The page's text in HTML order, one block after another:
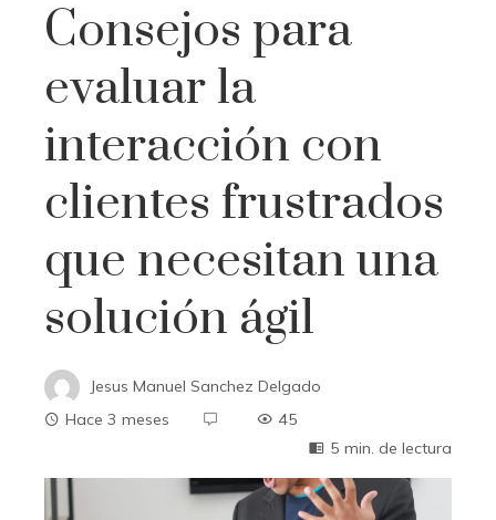
Consejos para
evaluar la
interacción con
clientes frustrados
que necesitan una
solución ágil
Jesus Manuel Sanchez Delgado
Hace 3 meses
45
5 min. de lectura